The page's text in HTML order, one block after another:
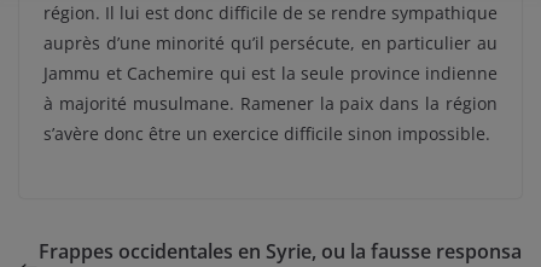
région. Il lui est donc difficile de se rendre sympathique
auprès d’une minorité qu’il persécute, en particulier au
Jammu et Cachemire qui est la seule province indienne
à majorité musulmane. Ramener la paix dans la région
s’avère donc être un exercice difficile sinon impossible.
Frappes occidentales en Syrie, ou la fausse responsa